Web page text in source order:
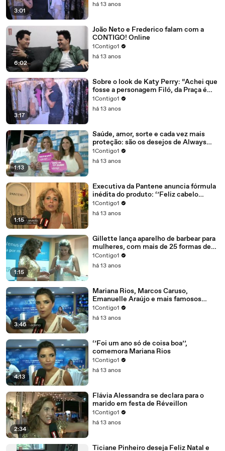
3:01
há 13 anos
6:02
João Neto e Frederico falam com a
CONTIGO! Online
1Contigo1
há 13 anos
3:17
Sobre o look de Katy Perry: “Achei que
fosse a personagem Filó, da Praça é
Nossa”
1Contigo1
há 13 anos
1:13
Saúde, amor, sorte e cada vez mais
proteção: são os desejos de Always
para 2013
1Contigo1
há 13 anos
1:15
Executiva da Pantene anuncia fórmula
inédita do produto: ‘’Feliz cabelo
novo!’’
1Contigo1
há 13 anos
1:15
Gillette lança aparelho de barbear para
mulheres, com mais de 25 formas de
usar
1Contigo1
há 13 anos
3:46
Mariana Rios, Marcos Caruso,
Emanuelle Araújo e mais famosos
contam os planos para 2013
1Contigo1
há 13 anos
4:13
‘’Foi um ano só de coisa boa’’,
comemora Mariana Rios
1Contigo1
há 13 anos
2:34
Flávia Alessandra se declara para o
marido em festa de Réveillon
1Contigo1
há 13 anos
Ticiane Pinheiro deseja Feliz Natal e